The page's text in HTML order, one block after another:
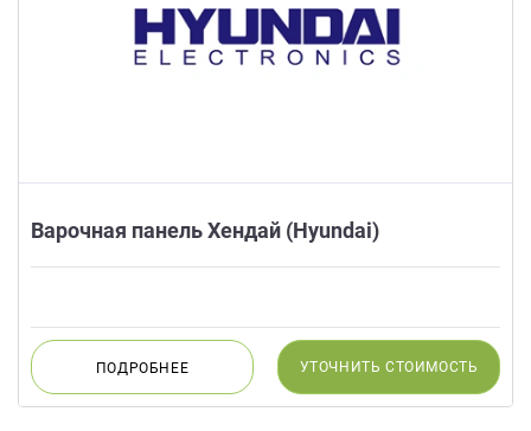
Варочная панель Хендай (Hyundai)
ПОДРОБНЕЕ УТОЧНИТЬ СТОИМОСТЬ